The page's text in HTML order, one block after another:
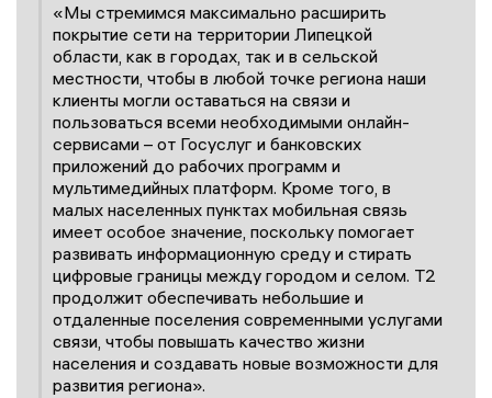
«Мы стремимся максимально расширить
покрытие сети на территории Липецкой
области, как в городах, так и в сельской
местности, чтобы в любой точке региона наши
клиенты могли оставаться на связи и
пользоваться всеми необходимыми онлайн-
сервисами – от Госуслуг и банковских
приложений до рабочих программ и
мультимедийных платформ. Кроме того, в
малых населенных пунктах мобильная связь
имеет особое значение, поскольку помогает
развивать информационную среду и стирать
цифровые границы между городом и селом. T2
продолжит обеспечивать небольшие и
отдаленные поселения современными услугами
связи, чтобы повышать качество жизни
населения и создавать новые возможности для
развития региона».